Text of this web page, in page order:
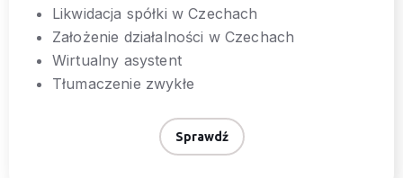
Likwidacja spółki w Czechach
Założenie działalności w Czechach
Wirtualny asystent
Tłumaczenie zwykłe
Sprawdź